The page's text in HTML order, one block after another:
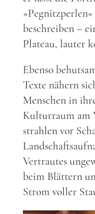
beschreiben –
Plateau, lauter
Ebenso
Texte nähern
Menschen in
Kulturraum am
strahlen vor
Vertrautes
beim Blättern
Strom voller